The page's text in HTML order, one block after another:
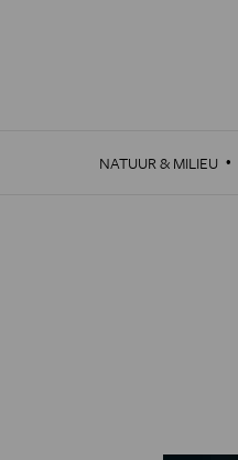
NATUUR & MILIEU ·